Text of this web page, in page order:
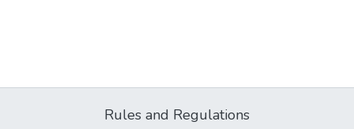
Rules and Regulations